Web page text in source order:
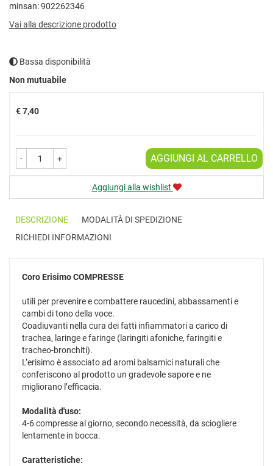
minsan: 902262346
Vai alla descrizione prodotto
Bassa disponibilità
Non mutuabile
Prezzo
€ 7,40
- + AGGIUNGI AL CARRELLO
Aggiungi alla wishlist
DESCRIZIONE
MODALITÀ DI SPEDIZIONE
RICHIEDI INFORMAZIONI
Coro ErisimoCOMPRESSE
utili per prevenire e combattere raucedini, abbassamenti e
cambi di tono della voce.
Coadiuvanti nella cura dei fatti infiammatori a carico di
trachea, laringe e faringe (laringiti afoniche, faringiti e
tracheo-bronchiti).
L’erisimo è associato ad aromi balsamici naturali che
conferiscono al prodotto un gradevole sapore e ne
migliorano l’efficacia.
Modalità d'uso:
4-6 compresse al giorno, secondo necessità, da sciogliere
lentamente in bocca.
Caratteristiche: